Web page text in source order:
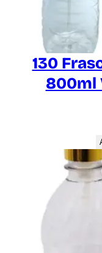
130
800ml